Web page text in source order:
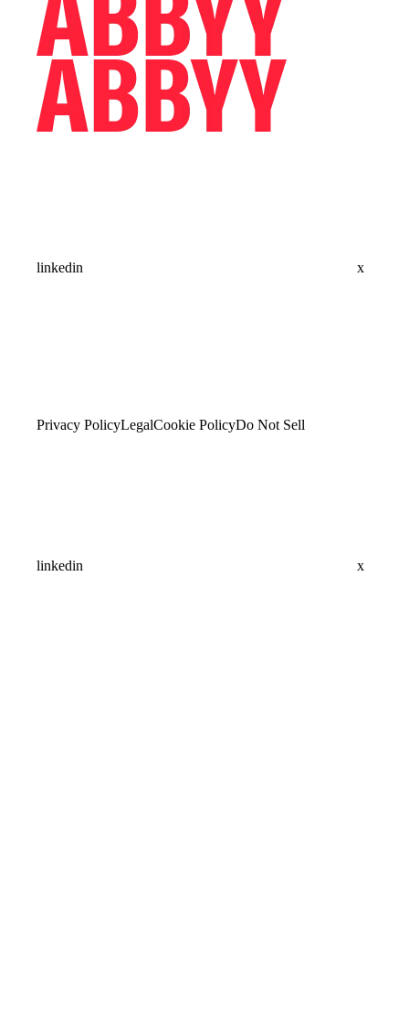
linkedin x
Privacy PolicyLegalCookie PolicyDo Not Sell
linkedin x